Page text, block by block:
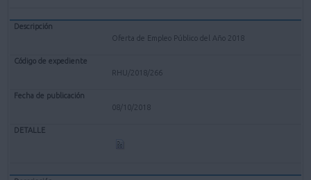
Oferta de Empleo Público del Año 2018
RHU/2018/266
08/10/2018